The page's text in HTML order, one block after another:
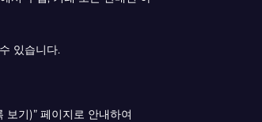
있습니다.
기)” 페이지로 안내하여